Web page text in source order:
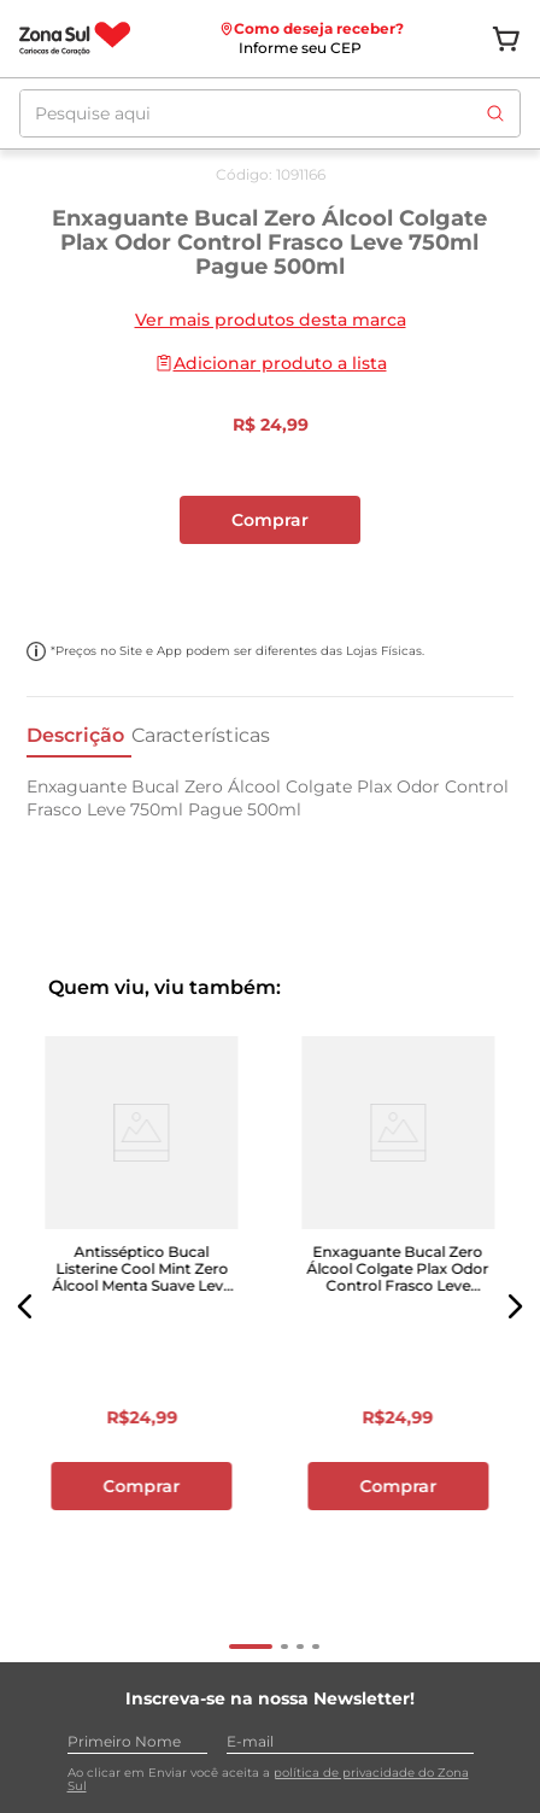
Como deseja receber?
Informe seu CEP
Pesquise aqui
Código: 1091166
Enxaguante Bucal Zero Álcool Colgate
Plax Odor Control Frasco Leve 750ml
Pague 500ml
Ver mais produtos desta marca
Adicionar produto a lista
R$ 24,99
Comprar
*Preços no Site e App podem ser diferentes das Lojas Físicas.
Descrição Características
Enxaguante Bucal Zero Álcool Colgate Plax Odor Control
Frasco Leve 750ml Pague 500ml
Quem viu, viu também:
Antisséptico Bucal
Listerine Cool Mint Zero
Álcool Menta Suave Leve
R$24,99
Comprar
Enxaguante Bucal Zero
Álcool Colgate Plax Odor
Control Frasco Leve
R$24,99
Comprar
Inscreva-se na nossa Newsletter!
Ao clicar em Enviar você aceita a política de privacidade do Zona
Sul